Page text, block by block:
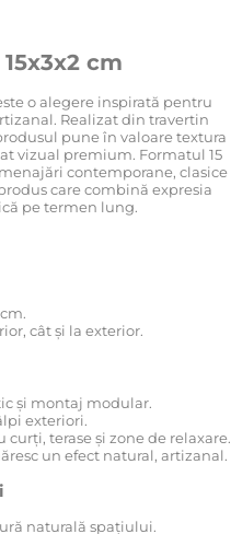
cm
o alegere inspirată pentru
Realizat din travertin
pune în valoare textura
vizual premium. Formatul 15
contemporane, clasice
care combină expresia
pe termen lung.
cât și la exterior.
și montaj modular.
exteriori.
terase și zone de relaxare.
un efect natural, artizanal.
naturală spațiului.